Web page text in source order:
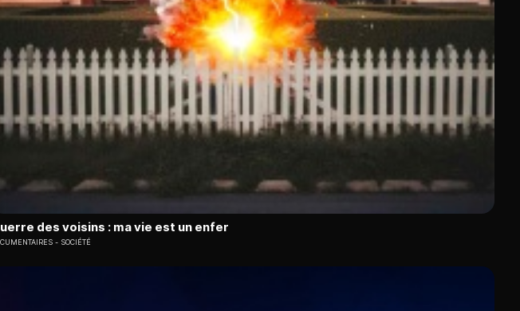
des voisins : ma vie est un enfer
SOCIÉTÉ